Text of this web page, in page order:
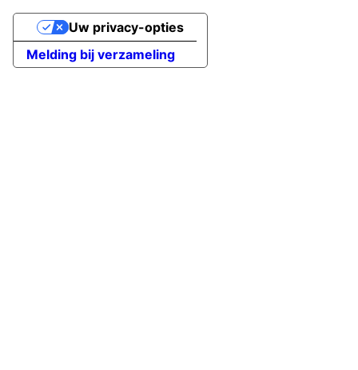
Melding bij verzameling
Uw privacy-opties